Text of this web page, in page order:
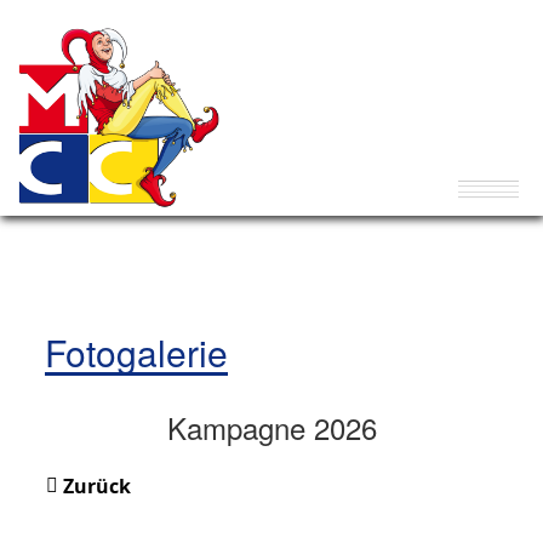
Fotogalerie
Kampagne 2026
Zurück